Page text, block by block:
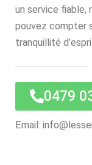
un service fiable,
pouvez compter
tranquillité
0479
Email: